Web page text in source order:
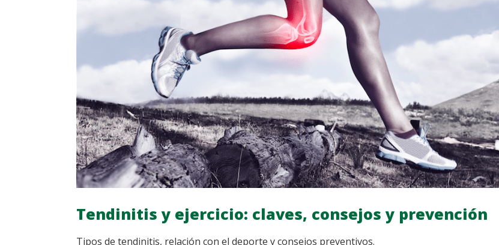
Tendinitis y ejercicio: claves, consejos y prevención
Tipos de tendinitis, relación con el deporte y consejos preventivos.